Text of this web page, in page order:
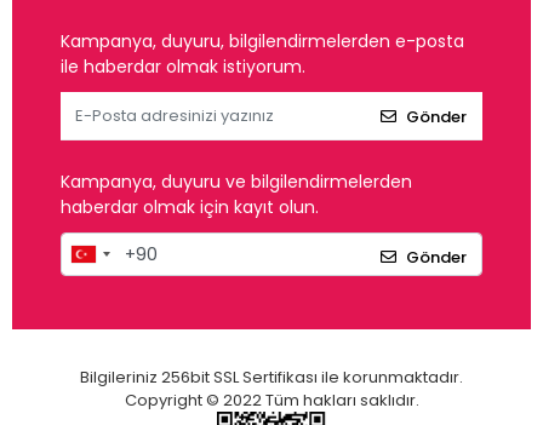
Kampanya, duyuru, bilgilendirmelerden e-posta
ile haberdar olmak istiyorum.
Gönder
Kampanya, duyuru ve bilgilendirmelerden
haberdar olmak için kayıt olun.
Gönder
Bilgileriniz 256bit SSL Sertifikası ile korunmaktadır.
Copyright © 2022 Tüm hakları saklıdır.